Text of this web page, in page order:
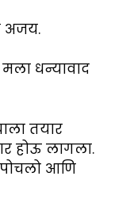
अजय.
धन्यावाद
तयार
होऊ लागला.
आणि